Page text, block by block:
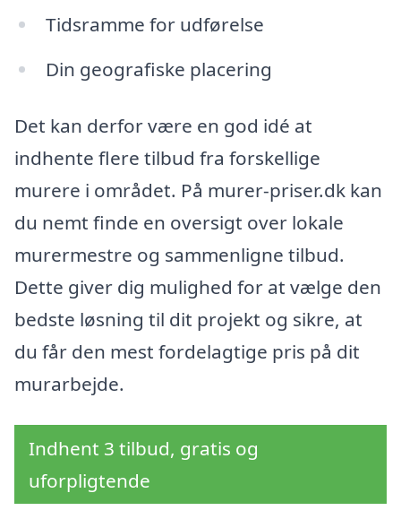
Tidsramme for udførelse
Din geografiske placering
Det kan derfor være en god idé at
indhente flere tilbud fra forskellige
murere i området. På murer-priser.dk kan
du nemt finde en oversigt over lokale
murermestre og sammenligne tilbud.
Dette giver dig mulighed for at vælge den
bedste løsning til dit projekt og sikre, at
du får den mest fordelagtige pris på dit
murarbejde.
Indhent 3 tilbud, gratis og
uforpligtende